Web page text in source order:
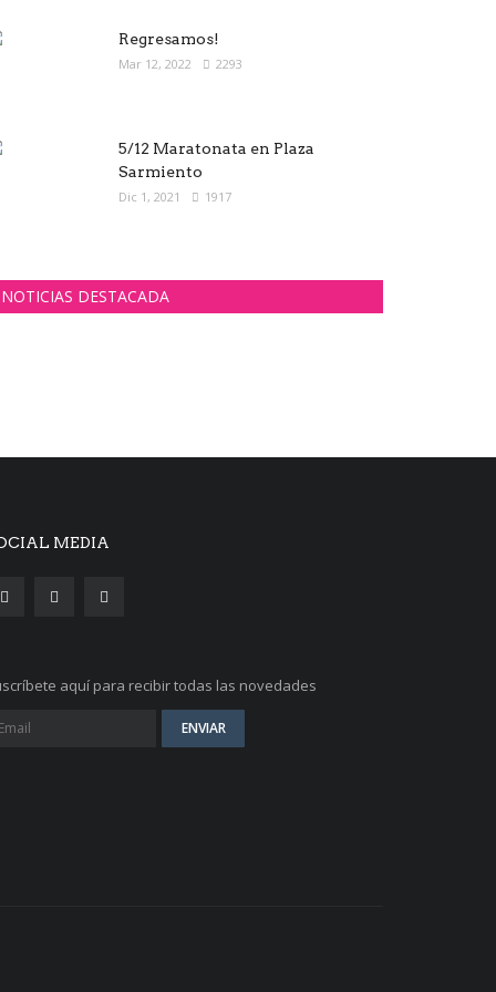
Regresamos!
Mar 12, 2022 2293
5/12 Maratonata en Plaza
Sarmiento
Dic 1, 2021 1917
NOTICIAS DESTACADA
MEDIA
aquí para recibir todas las novedades